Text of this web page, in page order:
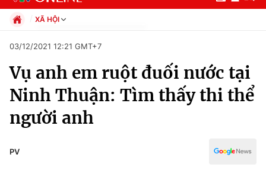
Chuyên mục
Chính trị
XÃ HỘI
Xã hội
Pháp luật
Thể thao
Truyền hình
03/12/2021 12:21 GMT+7
Vụ anh em ruột đuối nước tại
Ninh Thuận: Tìm thấy thi thể
người anh
PV